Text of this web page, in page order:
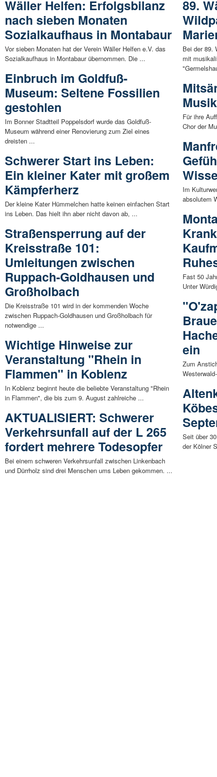
Wäller Helfen: Erfolgsbilanz
nach sieben Monaten
Sozialkaufhaus in Montabaur
Vor sieben Monaten hat der Verein Wäller Helfen e.V. das
Sozialkaufhaus in Montabaur übernommen. Die ...
Einbruch im Goldfuß-
Museum: Seltene Fossilien
gestohlen
Im Bonner Stadtteil Poppelsdorf wurde das Goldfuß-
Museum während einer Renovierung zum Ziel eines
dreisten ...
Schwerer Start ins Leben:
Ein kleiner Kater mit großem
Kämpferherz
Der kleine Kater Hümmelchen hatte keinen einfachen Start
ins Leben. Das hielt ihn aber nicht davon ab, ...
Straßensperrung auf der
Kreisstraße 101:
Umleitungen zwischen
Ruppach-Goldhausen und
Großholbach
Die Kreisstraße 101 wird in der kommenden Woche
zwischen Ruppach-Goldhausen und Großholbach für
notwendige ...
Wichtige Hinweise zur
Veranstaltung "Rhein in
Flammen" in Koblenz
In Koblenz beginnt heute die beliebte Veranstaltung "Rhein
in Flammen", die bis zum 9. August zahlreiche ...
AKTUALISIERT: Schwerer
Verkehrsunfall auf der L 265
fordert mehrere Todesopfer
Bei einem schweren Verkehrsunfall zwischen Linkenbach
und Dürrholz sind drei Menschen ums Leben gekommen. ...
89.
Bei der 89.
mit
Für ihre
Chor der
Im
absolutem
Fast 50
Unter
ein
Zum
Seit über
der Kölner